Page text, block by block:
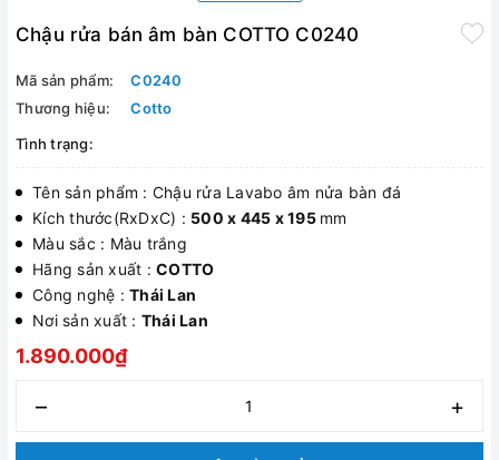
Chậu rửa bán âm bàn COTTO C0240
Mã sản phẩm:
C0240
Thương hiệu:
Cotto
Tình trạng:
Tên sản phẩm : Chậu rửa Lavabo âm nửa bàn đá
Kích thước(RxDxC) : 500 x 445 x 195 mm
Màu sắc : Màu trắng
Hãng sản xuất : COTTO
Công nghệ : Thái Lan
Nơi sản xuất : Thái Lan
1.890.000₫
– +